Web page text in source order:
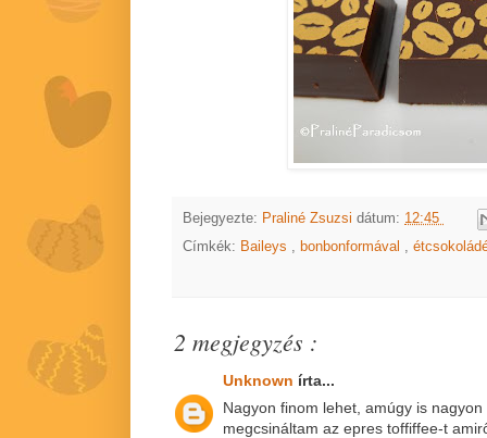
Bejegyezte: Praliné Zsuzsi dátum: 12:45
Címkék: Baileys , bonbonformával ,
2 megjegyzés :
Unknown írta...
Nagyon finom lehet, amúgy is
megcsináltam az epres toffiffee-t